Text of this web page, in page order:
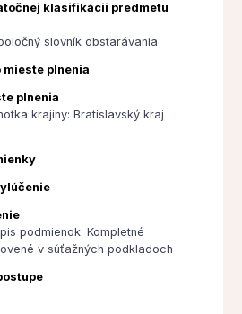
klasifikácii predmetu
slovník obstarávania
mieste plnenia
plnenia
krajiny: Bratislavský kraj
podmienok: Kompletné
v súťažných podkladoch